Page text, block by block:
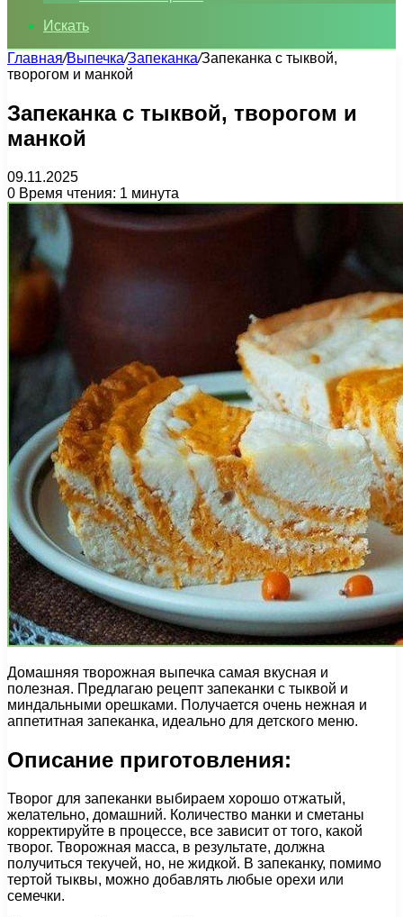
Искать
Главная/Выпечка/Запеканка/Запеканка с тыквой,
творогом и манкой
Запеканка с тыквой, творогом и
манкой
09.11.2025
0 Время чтения: 1 минута
Домашняя творожная выпечка самая вкусная и
полезная. Предлагаю рецепт запеканки с тыквой и
миндальными орешками. Получается очень нежная и
аппетитная запеканка, идеально для детского меню.
Описание приготовления:
Творог для запеканки выбираем хорошо отжатый,
желательно, домашний. Количество манки и сметаны
корректируйте в процессе, все зависит от того, какой
творог. Творожная масса, в результате, должна
получиться текучей, но, не жидкой. В запеканку, помимо
тертой тыквы, можно добавлять любые орехи или
семечки.